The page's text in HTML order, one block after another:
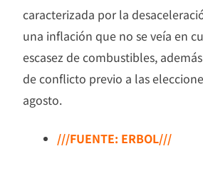
caracterizada por la
una inflación que no se veía en
escasez de combustibles,
de conflicto previo a las
agosto.
///FUENTE: ERBOL///